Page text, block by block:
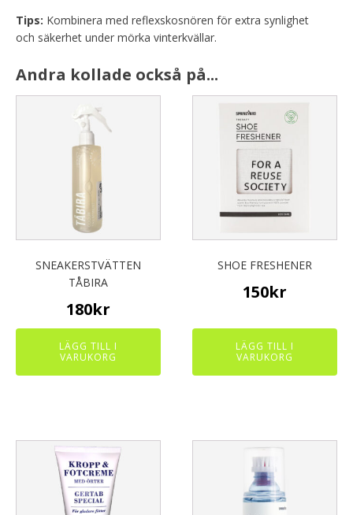
Tips: Kombinera med reflexskosnören för extra synlighet
och säkerhet under mörka vinterkvällar.
Andra kollade också på...
SNEAKERSTVÄTTEN
TÅBIRA
180kr
LÄGG TILL I
VARUKORG
SHOE FRESHENER
150kr
LÄGG TILL I
VARUKORG